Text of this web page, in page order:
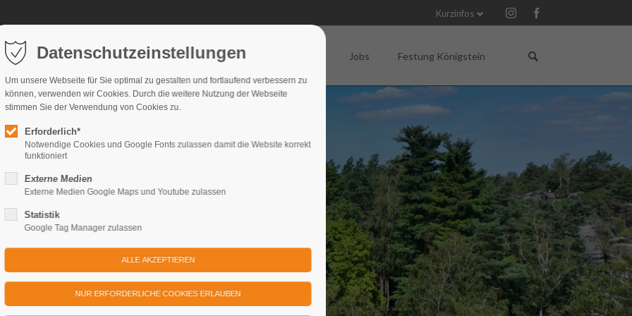
Datenschutzeinstellungen
Um unsere Webseite für Sie optimal zu gestalten und fortlaufend verbessern zu
können, verwenden wir Cookies. Durch die weitere Nutzung der Webseite
stimmen Sie der Verwendung von Cookies zu.
Erforderlich*
Notwendige Cookies und Google Fonts zulassen damit die Website korrekt
funktioniert
Externe Medien
Externe Medien Google Maps und Youtube zulassen
Statistik
Google Tag Manager zulassen
Kurzinfos
überspringen
Küche
Ausflüge & Feste feiern Gutscheine für Veranstaltungen
Weihnachtsangebote Veranstaltungen Kontakt Jobs Festung Königstein